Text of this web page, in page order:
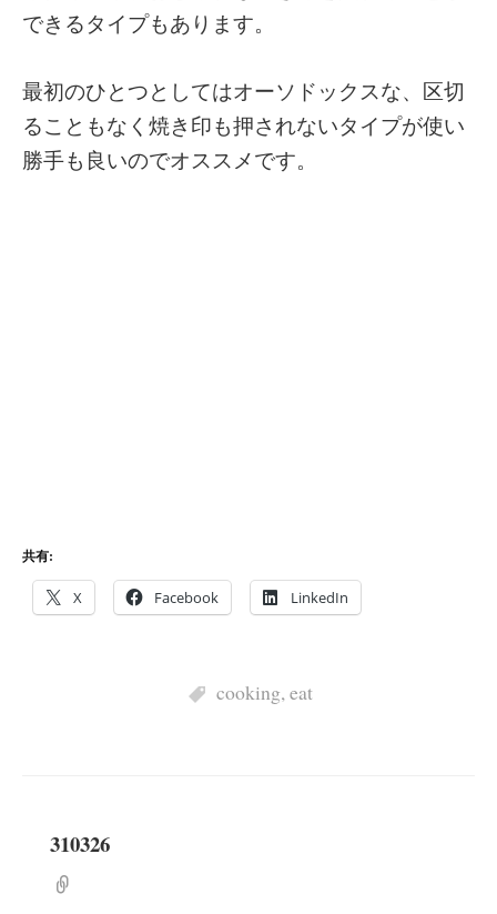
できるタイプもあります。
最初のひとつとしてはオーソドックスな、区切
ることもなく焼き印も押されないタイプが使い
勝手も良いのでオススメです。
共有:
X Facebook LinkedIn
cooking,eat
310326